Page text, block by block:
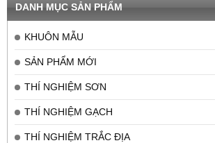
DANH MỤC SẢN PHẨM
KHUÔN MẪU
SẢN PHẨM MỚI
THÍ NGHIỆM SƠN
THÍ NGHIỆM GẠCH
THÍ NGHIỆM TRẮC ĐỊA